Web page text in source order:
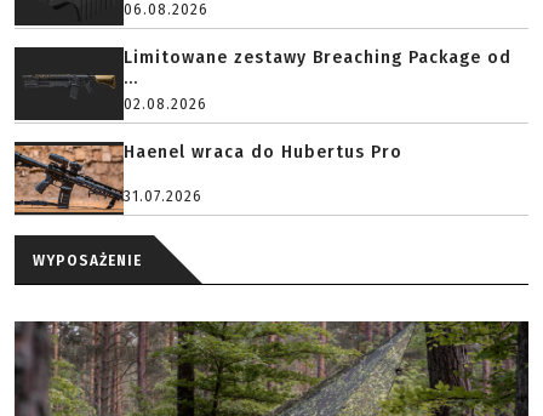
06.08.2026
Limitowane zestawy Breaching Package od
...
02.08.2026
Haenel wraca do Hubertus Pro
31.07.2026
WYPOSAŻENIE